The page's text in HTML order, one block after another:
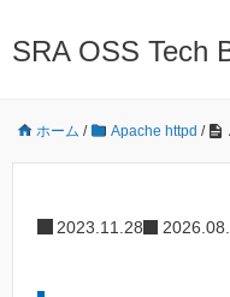
SRA OSS Tech
ホーム / Apache httpd /
2023.11.28